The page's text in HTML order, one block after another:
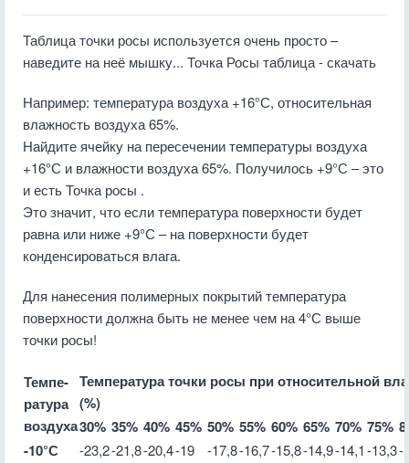
Таблица точки росы используется очень просто –
наведите на неё мышку... Точка Росы таблица - скачать
Например: температура воздуха +16°С, относительная
влажность воздуха 65%.
Найдите ячейку на пересечении температуры воздуха
+16°С и влажности воздуха 65%. Получилось +9°С – это
и есть Точка росы .
Это значит, что если температура поверхности будет
равна или ниже +9°С – на поверхности будет
конденсироваться влага.
Для нанесения полимерных покрытий температура
поверхности должна быть не менее чем на 4°С выше
точки росы!
Темпе-
ратура
воздуха
Температура точки росы при относительной
(%)
30% 35% 40% 45% 50% 55% 60% 65% 70% 75%
-10°С
-23,2-21,8-20,4-19 -17,8-16,7-15,8-14,9-14,1-13,3-